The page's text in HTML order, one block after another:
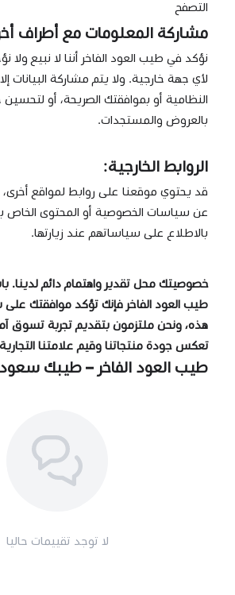
التصفح
مشاركة المعلومات مع أطراف
نؤكد في طيب العود الفاخر أننا لا نبيع ولا
لأي جهة خارجية. ولا يتم مشاركة البيانات
النظامية أو بموافقتك الصريحة، أو لتحسين
بالعروض والمستجدات.
الروابط الخارجية:
قد يحتوي موقعنا على روابط لمواقع
عن سياسات الخصوصية أو المحتوى الخاص
بالاطلاع على سياساتهم عند زيارتها.
خصوصيتك محل تقدير واهتمام دائم لدينا.
طيب العود الفاخر فإنك تؤكد موافقتك
هذه، ونحن ملتزمون بتقديم تجربة تسوق
تعكس جودة منتجاتنا وقيم علامتنا
طيب العود الفاخر – طيبك
لا توجد تقييمات حاليا